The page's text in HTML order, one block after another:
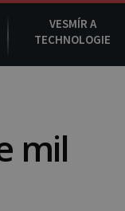
VESMÍR A
TECHNOLOGIE
mil